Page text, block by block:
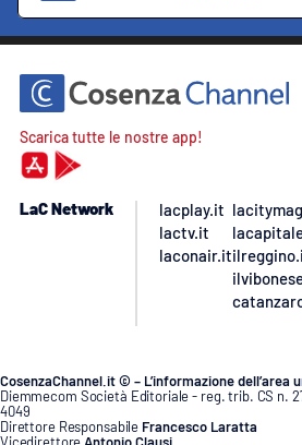
Scarica tutte le nostre app!
LaC Network
lacplay.it
lactv.it
laconair.it
CosenzaChannel.it © – L’informazione dell’area
Diemmecom Società Editoriale - reg. trib. CS n.
4049
Direttore Responsabile Francesco Laratta
Vicedirettore Antonio Clausi